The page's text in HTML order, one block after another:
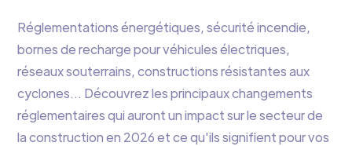
Réglementations énergétiques, sécurité incendie,
bornes de recharge pour véhicules électriques,
réseaux souterrains, constructions résistantes aux
cyclones... Découvrez les principaux changements
réglementaires qui auront un impact sur le secteur de
la construction en 2026 et ce qu'ils signifient pour vos